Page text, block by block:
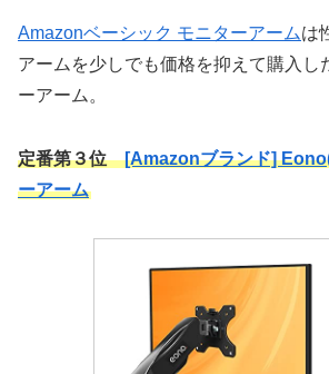
Amazonベーシック モニターアームは
アームを少しでも価格を抑えて購入し
ーアーム。
定番第３位[Amazonブランド]
ーアーム